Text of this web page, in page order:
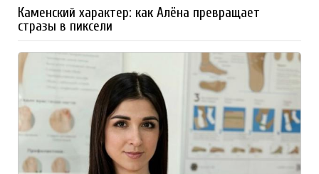
Каменский характер: как Алёна превращает
стразы в пиксели